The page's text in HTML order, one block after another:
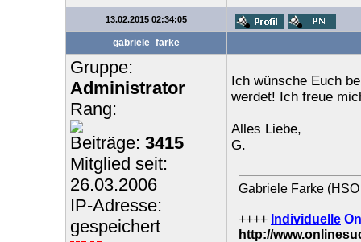
13.02.2015 02:34:05
gabriele_farke
Gruppe:
Administrator
Rang:
Beiträge: 3415
Mitglied seit:
26.03.2006
IP-Adresse:
gespeichert
Ich wünsche Euch
werdet! Ich freue
Alles Liebe,
G.
Gabriele Farke (HSO
++++ Individuelle
http://